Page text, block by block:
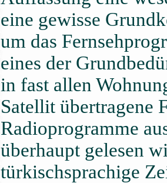
eine gewisse
um das
eines der
in fast allen
Satellit übertragene
Radioprogramme
überhaupt gelesen
türkischsprachige